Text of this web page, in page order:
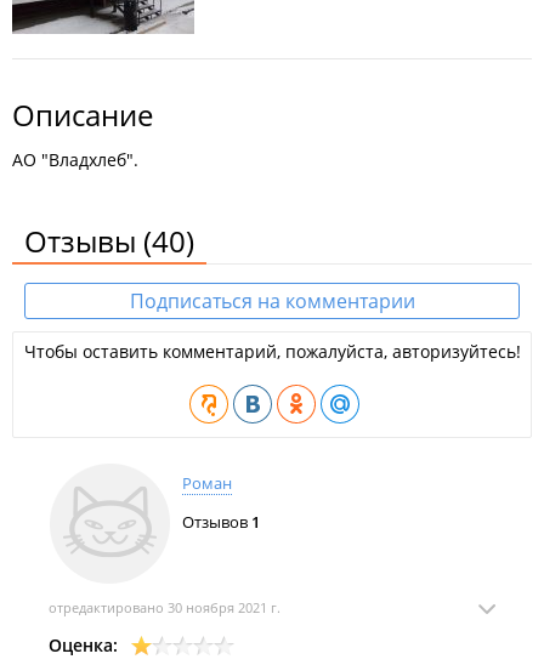
Описание
АО "Владхлеб".
Отзывы (40)
Подписаться на комментарии
Чтобы оставить комментарий, пожалуйста, авторизуйтесь!
Роман
Отзывов 1
отредактировано 30 ноября 2021 г.
Оценка: